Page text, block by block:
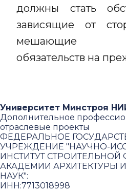
должны стать
зависящие от
мешающие
обязательств на
Университет Минстроя
Дополнительное
отраслевые проекты
ФЕДЕРАЛЬНОЕ
УЧРЕЖДЕНИЕ "НАУЧНО-
ИНСТИТУТ
АКАДЕМИИ АРХИТЕКТУРЫ
НАУК":
ИНН:7713018998